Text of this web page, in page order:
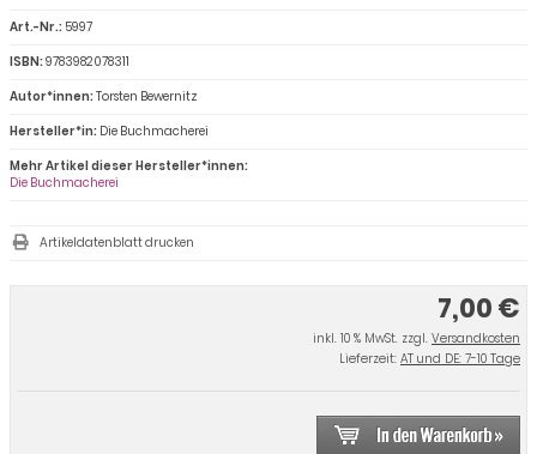
7,00 €
inkl. 10 % MwSt. zzgl. Versandkosten
Lieferzeit: AT und DE: 7-10 Tage
Art.-Nr.: 5997
ISBN:9783982078311
Autor*innen:Torsten Bewernitz
Hersteller*in: Die Buchmacherei
Mehr Artikel dieser Hersteller*innen:
Die Buchmacherei
Artikeldatenblatt drucken